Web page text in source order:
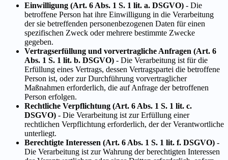
Einwilligung (Art. 6 Abs. 1 S. 1 lit. a. DSGVO) - Die
betroffene Person hat ihre Einwilligung in die Verarbeitung
der sie betreffenden personenbezogenen Daten für einen
spezifischen Zweck oder mehrere bestimmte Zwecke
gegeben.
Vertragserfüllung und vorvertragliche Anfragen (Art. 6
Abs. 1 S. 1 lit. b. DSGVO) - Die Verarbeitung ist für die
Erfüllung eines Vertrags, dessen Vertragspartei die betroffene
Person ist, oder zur Durchführung vorvertraglicher
Maßnahmen erforderlich, die auf Anfrage der betroffenen
Person erfolgen.
Rechtliche Verpflichtung (Art. 6 Abs. 1 S. 1 lit. c.
DSGVO) - Die Verarbeitung ist zur Erfüllung einer
rechtlichen Verpflichtung erforderlich, der der Verantwortliche
unterliegt.
Berechtigte Interessen (Art. 6 Abs. 1 S. 1 lit. f. DSGVO) -
Die Verarbeitung ist zur Wahrung der berechtigten Interessen